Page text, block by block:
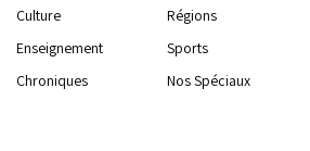
Culture
Régions
Enseignement
Sports
Chroniques
Nos Spéciaux